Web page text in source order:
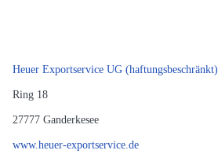
Heuer Exportservice UG (haftungsbeschränkt)
Ring 18
27777 Ganderkesee
www.heuer-exportservice.de